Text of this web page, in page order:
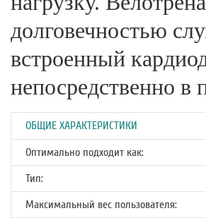
долговечностью
встроенный
непосредственно в
ОБЩИЕ ХАРАКТЕРИСТИКИ
Оптимально подходит как:
Тип:
Максимальный вес пользователя: